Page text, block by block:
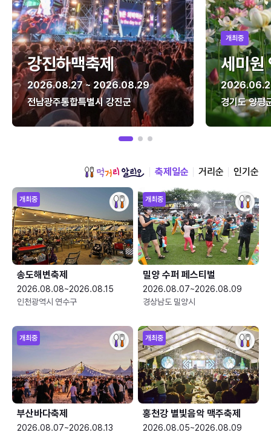
강진하맥축제
2026.08.27 ~ 2026.08.29
전남광주통합특별시 강진군
개최중
세미원
경기도 양평
축제일순 거리순 인기순
개최중
송도해변축제
2026.08.08~2026.08.15
인천광역시 연수구
개최중
밀양 수퍼 페스티벌
2026.08.07~2026.08.09
경상남도 밀양시
개최중
부산바다축제
2026.08.07~2026.08.13
개최중
홍천강 별빛음악 맥주축제
2026.08.05~2026.08.09